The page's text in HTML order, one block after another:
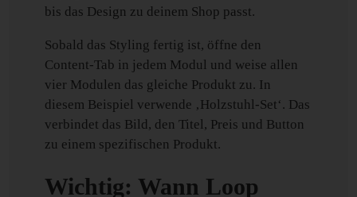
bis das Design zu deinem Shop passt.
Sobald das Styling fertig ist, öffne den
Content-Tab in jedem Modul und weise allen
vier Modulen das gleiche Produkt zu. In
diesem Beispiel verwende ‚Holzstuhl-Set‘. Das
verbindet das Bild, den Titel, Preis und Button
zu einem spezifischen Produkt.
Wichtig: Wann Loop